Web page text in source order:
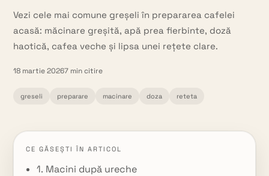
Vezi cele mai comune greșeli în prepararea cafelei
acasă: măcinare greșită, apă prea fierbinte, doză
haotică, cafea veche și lipsa unei rețete clare.
18 martie 20267 min citire
greseli preparare macinare doza reteta
CE GĂSEȘTI ÎN ARTICOL
1. Macini după ureche